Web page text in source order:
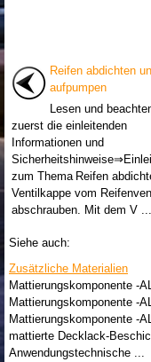
Reifen abdichten
aufpumpen
Lesen und
zuerst die einleitenden
Informationen und
zum Thema Reifen
Ventilkappe vom
abschrauben. Mit dem V ...
Siehe auch:
Zusätzliche Materialien
Mattierungskomponente -
Mattierungskomponente -
Mattierungskomponente -
mattierte Decklack-
Anwendungstechnische ...